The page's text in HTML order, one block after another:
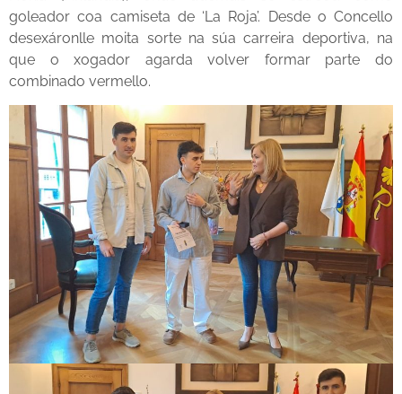
goleador coa camiseta de ‘La Roja’. Desde o Concello
desexáronlle moita sorte na súa carreira deportiva, na
que o xogador agarda volver formar parte do
combinado vermello.